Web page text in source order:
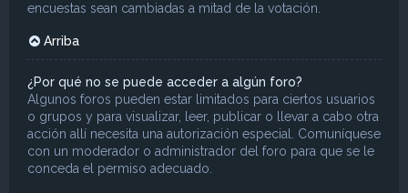
encuestas sean cambiadas a mitad de la votación.
Arriba
¿Por qué no se puede acceder a algún foro?
Algunos foros pueden estar limitados para ciertos usuarios
o grupos y para visualizar, leer, publicar o llevar a cabo otra
acción allí necesita una autorización especial. Comuníquese
con un moderador o administrador del foro para que se le
conceda el permiso adecuado.